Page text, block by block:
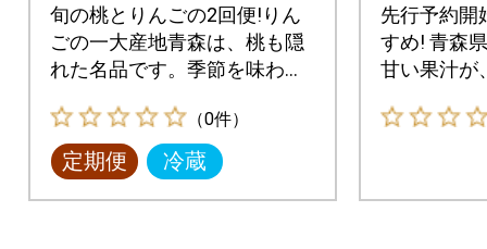
旬の桃とりんごの2回便!りん
ごの一大産地青森は、桃も隠
れた名品です。季節を味わう
（0件）
定期便 冷蔵
先行予約開
すめ! 青森
甘い果汁が